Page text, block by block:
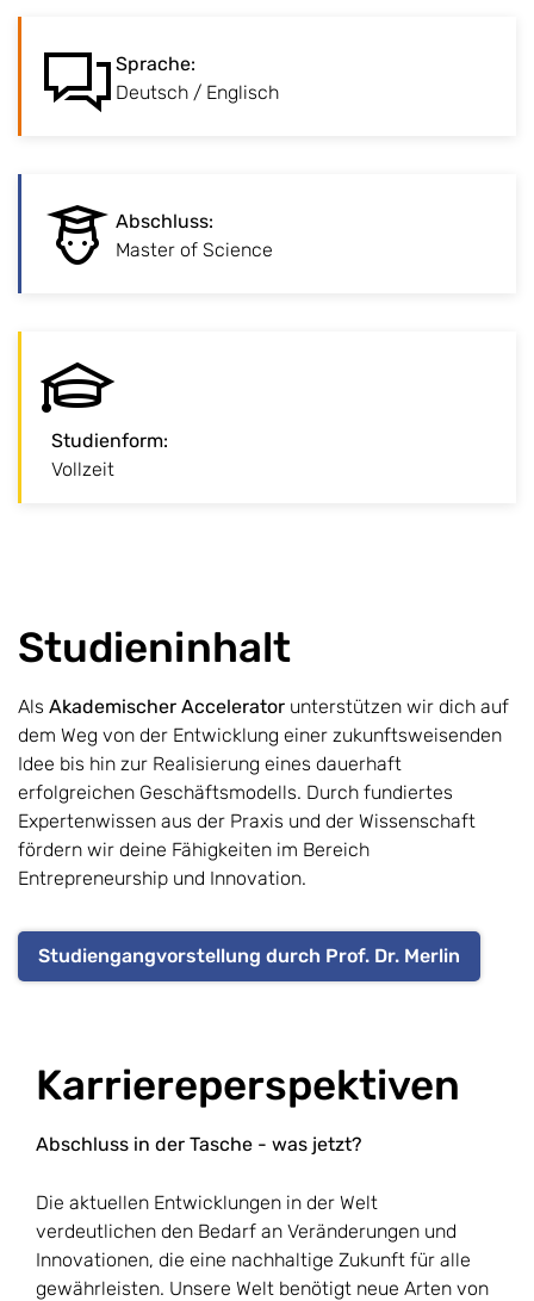
Sprache:
Deutsch / Englisch
Unterrichtssprache Deutsch und Englisch.
Abschluss:
Master of Science
Fortgeschrittener Abschluss zur
fachlichen Spezialisierung.
Studienform:
Vollzeit
Klassisches Vollzeitstudium vor Ort am Campus.
Studieninhalt
Als Akademischer Accelerator unterstützen wir dich auf
dem Weg von der Entwicklung einer zukunftsweisenden
Idee bis hin zur Realisierung eines dauerhaft
erfolgreichen Geschäftsmodells. Durch fundiertes
Expertenwissen aus der Praxis und der Wissenschaft
fördern wir deine Fähigkeiten im Bereich
Entrepreneurship und Innovation.
Studiengangvorstellung durch Prof. Dr. Merlin
Karriereperspektiven
Abschluss in der Tasche - was jetzt?
Die aktuellen Entwicklungen in der Welt
verdeutlichen den Bedarf an Veränderungen und
Innovationen, die eine nachhaltige Zukunft für alle
gewährleisten. Unsere Welt benötigt neue Arten von